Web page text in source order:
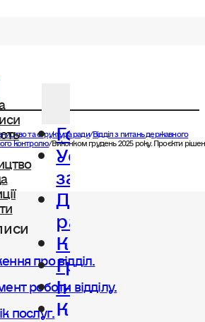
Головна
Усі
записи
Діяльність
ради
Керівництво
Громада
Інвестиції
Контакти
та структура ради/Відділ з питань державного
контролю/Виконком грудень 2025 року. Проєкти
про відділ.
роботи відділу.
послуг.